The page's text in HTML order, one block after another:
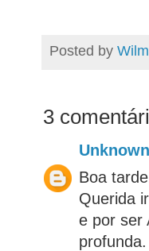
Posted by
3
Unknown
Boa
Querida
e por ser